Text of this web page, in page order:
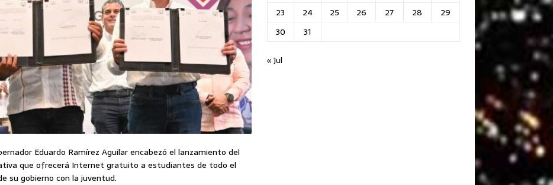
Eduardo Ramírez Aguilar encabezó el lanzamiento del
que ofrecerá Internet gratuito a estudiantes de todo el
su gobierno con la juventud.
23
24 25 26 27 28
29
30
31
« Jul